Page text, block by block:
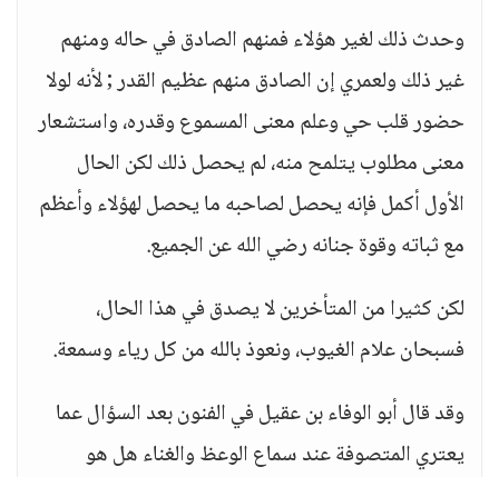
وحدث ذلك لغير هؤلاء فمنهم الصادق في حاله ومنهم
غير ذلك ولعمري إن الصادق منهم عظيم القدر ; لأنه لولا
حضور قلب حي وعلم معنى المسموع وقدره، واستشعار
معنى مطلوب يتلمح منه، لم يحصل ذلك لكن الحال
الأول أكمل فإنه يحصل لصاحبه ما يحصل لهؤلاء وأعظم
مع ثباته وقوة جنانه رضي الله عن الجميع.
لكن كثيرا من المتأخرين لا يصدق في هذا الحال،
فسبحان علام الغيوب، ونعوذ بالله من كل رياء وسمعة.
وقد قال أبو الوفاء بن عقيل في الفنون بعد السؤال عما
يعتري المتصوفة عند سماع الوعظ والغناء هل هو